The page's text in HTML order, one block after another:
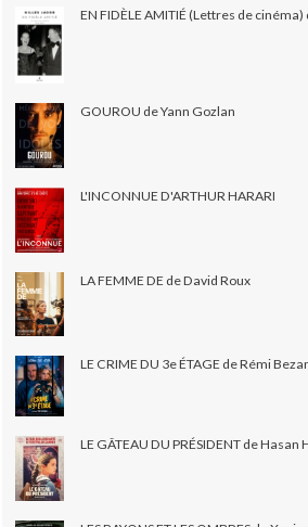
EN FIDÈLE AMITIÉ (Lettres de
GOUROU de Yann Gozlan
L'INCONNUE D'ARTHUR HARARI
LA FEMME DE de David Roux
LE CRIME DU 3e ÉTAGE de Rémi
LE GÂTEAU DU PRÉSIDENT de Hasan